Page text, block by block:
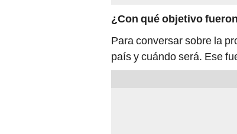
¿Con qué objetivo
Para conversar sobre la
país y cuándo será. Ese